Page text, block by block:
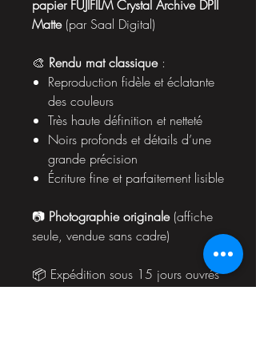
papier FUJIFILM Crystal Archive DPII
Matte(par Saal Digital)
🎨 Rendu mat classique:
Reproduction fidèle et éclatante
des couleurs
Très haute définition et netteté
Noirs profonds et détails d’une
grande précision
Écriture fine et parfaitement lisible
📷 Photographie originale (affiche
seule, vendue sans cadre)
📦 Expédition sous 15 jours ouvrés